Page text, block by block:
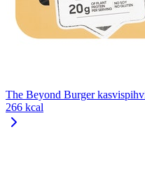
The Beyond Burger
266 kcal